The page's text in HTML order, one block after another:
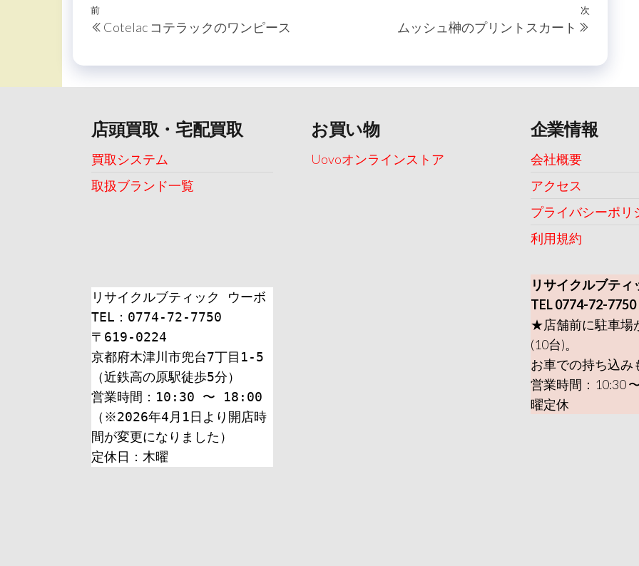
投
稿
ナ
ビ
ー
シ
ョ
過
去
稿
前
Cotelac コテラックのワンピース
次
次
ムッシュ榊のプリントスカート
店頭買取・宅配買取
買取システム
取扱ブランド一覧
お買い物
Uovoオンラインストア
企業情報
会社概要
アクセス
プライバシーポリ
利用規約
リサイクルブティック ウーボ
TEL：0774-72-7750
〒619-0224
京都府木津川市兜台7丁目1-5
（近鉄高の原駅徒歩5分）
営業時間：10:30 〜 18:00
（※2026年4月1日より開店時
間が変更になりました）
定休日：木曜
リサイクルブティ
TEL 0774-72-7750
★店舗前に駐車場
(10台)。
お車での持ち込み
営業時間：10:30
曜定休